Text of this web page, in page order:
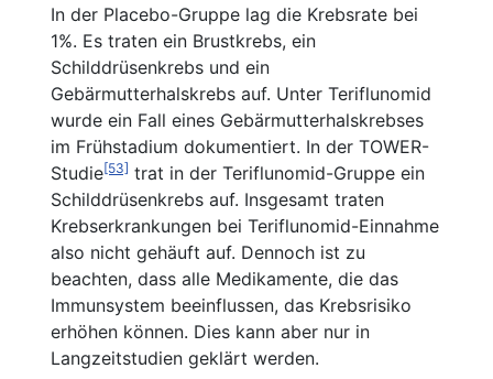
In der Placebo-Gruppe lag die Krebsrate bei
1%. Es traten ein Brustkrebs, ein
Schilddrüsenkrebs und ein
Gebärmutterhalskrebs auf. Unter Teriflunomid
wurde ein Fall eines Gebärmutterhalskrebses
im Frühstadium dokumentiert. In der TOWER-
Studie[53] trat in der Teriflunomid-Gruppe ein
Schilddrüsenkrebs auf. Insgesamt traten
Krebserkrankungen bei Teriflunomid-Einnahme
also nicht gehäuft auf. Dennoch ist zu
beachten, dass alle Medikamente, die das
Immunsystem beeinflussen, das Krebsrisiko
erhöhen können. Dies kann aber nur in
Langzeitstudien geklärt werden.